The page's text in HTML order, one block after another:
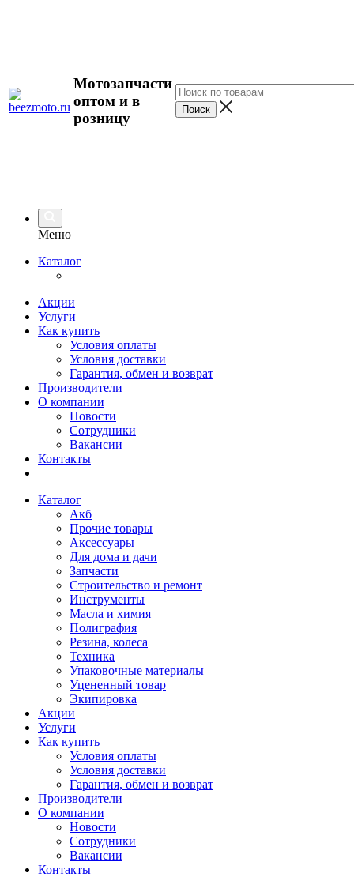
Мотозапчасти
оптом и в
розницу
Меню
Каталог
Акции
Услуги
Как купить
Условия оплаты
Условия доставки
Гарантия, обмен и возврат
Производители
О компании
Новости
Сотрудники
Вакансии
Контакты
Каталог
Акб
Прочие товары
Аксессуары
Для дома и дачи
Запчасти
Строительство и ремонт
Инструменты
Масла и химия
Полиграфия
Резина, колеса
Техника
Упаковочные материалы
Уцененный товар
Экипировка
Акции
Услуги
Как купить
Условия оплаты
Условия доставки
Гарантия, обмен и возврат
Производители
О компании
Новости
Сотрудники
Вакансии
Контакты